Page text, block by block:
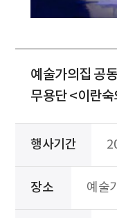
예술가의집 공
무용단 <이란
행사기간
장소 예술